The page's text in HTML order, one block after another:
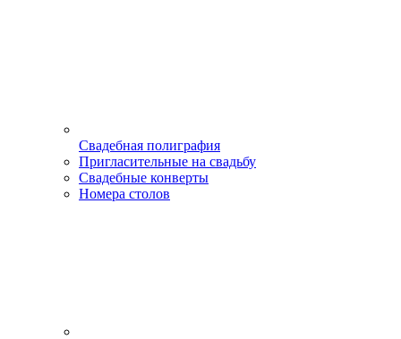
Свадебная полиграфия
Пригласительные на свадьбу
Свадебные конверты
Номера столов